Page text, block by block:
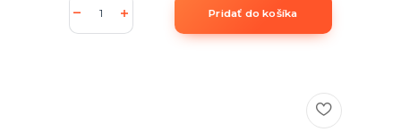
Pridať do košíka